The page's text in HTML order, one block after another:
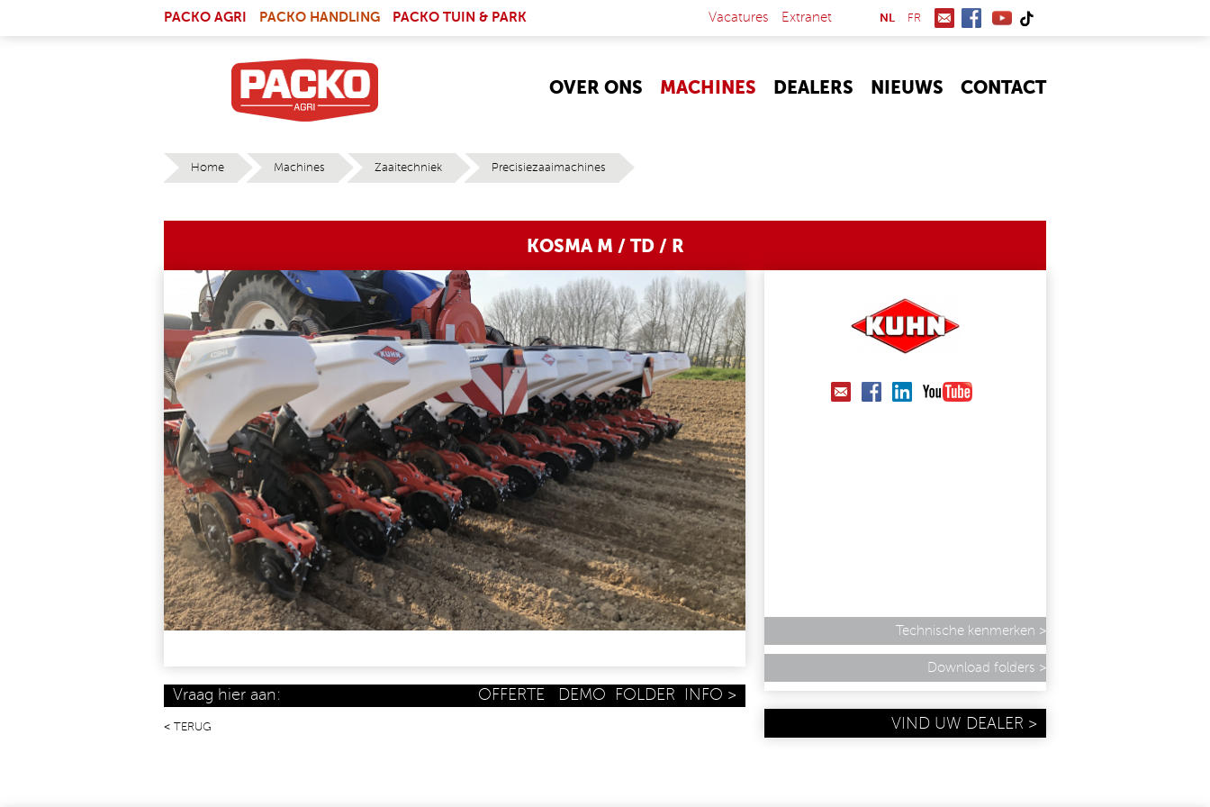
PACKO AGRI
PACKO HANDLING PACKO TUIN & PARK Vacatures Extranet NL FR
OVER ONS MACHINES DEALERS NIEUWS CONTACT
Home Machines Zaaitechniek Precisiezaaimachines
KOSMA M / TD / R
KOSMA_R12E_1.JPG
Technische kenmerken
Download folders
Vraag hier aan: OFFERTE DEMO FOLDER INFO
TERUG VIND UW DEALER